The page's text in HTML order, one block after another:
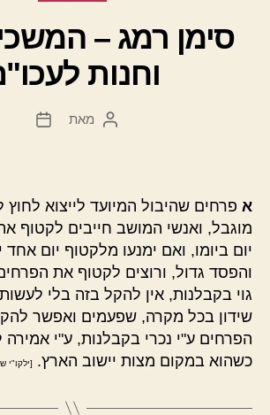
סימן רמג –
וחנות
המחבר
מאת
תאריך
א פרחים שהיבול המיועד לייצוא לחוץ
מוגבל, ואנשי המושב חייבים לקטוף
יום ביומו, ואם ימנעו מלקטוף יום אחד
והפסד גדול, ורוצים לקטוף את
גוי בקבלנות, אין להקל בזה בלי
שידון בכל מקרה, שפעמים ואפשר
הפרחים ע"י נכרי בקבלנות, ע"י
כשהוא במקום מצות יישוב הארץ.
[ילקו"י